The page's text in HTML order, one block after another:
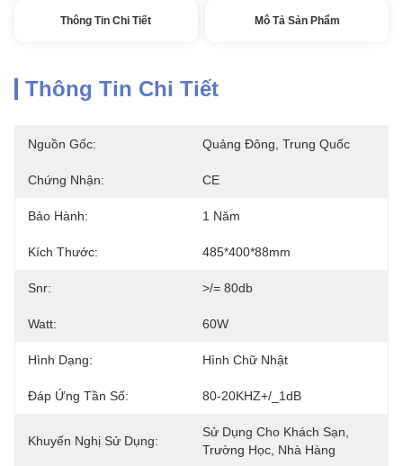
Thông Tin Chi Tiết Mô Tả Sản Phẩm
Thông Tin Chi Tiết
Nguồn Gốc: Quảng Đông, Trung Quốc
Chứng Nhận: CE
Bảo Hành: 1 Năm
Kích Thước: 485*400*88mm
Snr: >/= 80db
Watt: 60W
Hình Dạng: Hình Chữ Nhật
Đáp Ứng Tần Số: 80-20KHZ+/_1dB
Khuyến Nghị Sử Dụng:
Sử Dụng Cho Khách Sạn,
Trường Học, Nhà Hàng